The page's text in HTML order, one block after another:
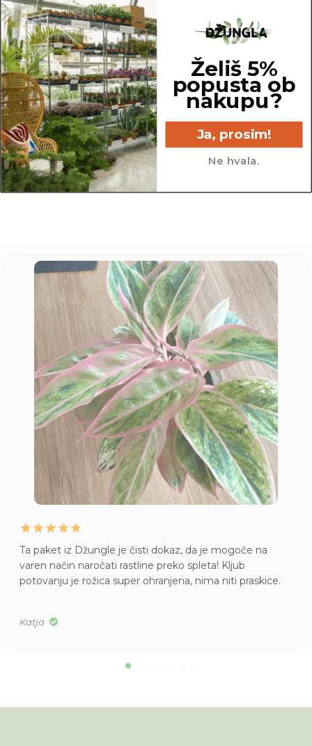
Širina: 8,5 cm (premer)
Višina: 8,9 cm
8.5 cm
Ta paket iz Džungle je čisti dokaz, da je mogoče na
varen način naročati rastline preko spleta! Kljub
potovanju je rožica super ohranjena, nima niti praskice.
Katja
Želiš 5%
popusta ob
nakupu?
Ja, prosim!
Ne hvala.